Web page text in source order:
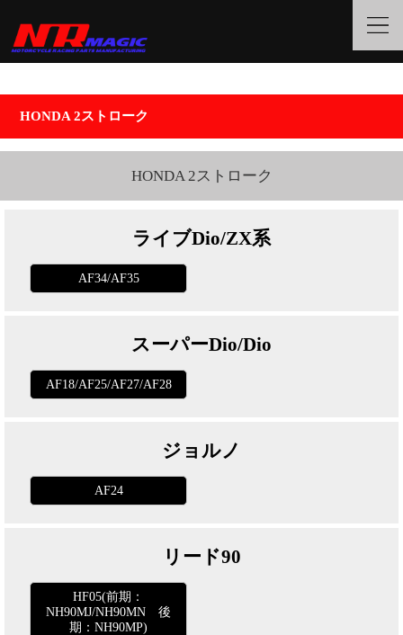
HONDA 2ストローク
HONDA 2ストローク
ライブDio/ZX系
AF34/AF35
スーパーDio/Dio
AF18/AF25/AF27/AF28
ジョルノ
AF24
リード90
HF05(前期：
NH90MJ/NH90MN 後
期：NH90MP)